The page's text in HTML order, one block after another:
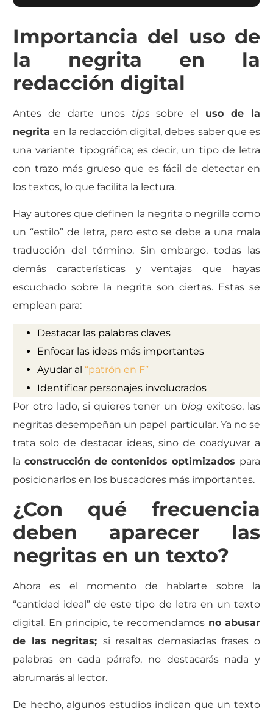
Importancia del uso de
la negrita en la
redacción digital
Antes de darte unos tipssobre el uso de la
negritaen la redacción digital, debes saber que es
una variante tipográfica; es decir, un tipo de letra
con trazo más grueso que es fácil de detectar en
los textos, lo que facilita la lectura.
Hay autores que definen la negrita o negrilla como
un “estilo” de letra, pero esto se debe a una mala
traducción del término. Sin embargo, todas las
demás características y ventajas que hayas
escuchado sobre la negrita son ciertas. Estas se
emplean para:
Destacar las palabras claves
Enfocar las ideas más importantes
Ayudar al “patrón en F”
Identificar personajes involucrados
Por otro lado, si quieres tener un blog exitoso, las
negritas desempeñan un papel particular. Ya no se
trata solo de destacar ideas, sino de coadyuvar a
la construcción de contenidos optimizados para
posicionarlos en los buscadores más importantes.
¿Con qué frecuencia
deben aparecer las
negritas en un texto?
Ahora es el momento de hablarte sobre la
“cantidad ideal” de este tipo de letra en un texto
digital. En principio, te recomendamos no abusar
de las negritas; si resaltas demasiadas frases o
palabras en cada párrafo, no destacarás nada y
abrumarás al lector.
De hecho, algunos estudios indican que un texto